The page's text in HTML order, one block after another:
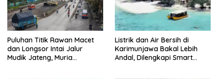
Puluhan Titik Rawan Macet
dan Longsor Intai Jalur
Mudik Jateng, Muria
Listrik dan Air Bersih di
Karimunjawa Bakal Lebih
Andal, Dilengkapi Smart